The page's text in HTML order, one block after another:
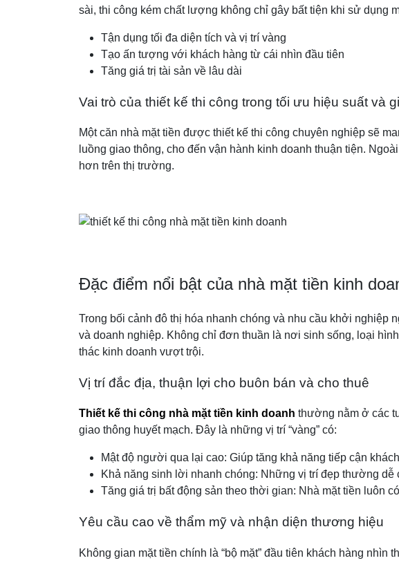
sài, thi công kém chất lượng không chỉ gây bất tiện khi sử dụng
Tận dụng tối đa diện tích và vị trí vàng
Tạo ấn tượng với khách hàng từ cái nhìn đầu tiên
Tăng giá trị tài sản về lâu dài
Vai trò của thiết kế thi công trong tối ưu hiệu suất và
Một căn nhà mặt tiền được thiết kế thi công chuyên nghiệp sẽ
luồng giao thông, cho đến vận hành kinh doanh thuận tiện.
hơn trên thị trường.
Đặc điểm nổi bật của nhà mặt tiền kinh
Trong bối cảnh đô thị hóa nhanh chóng và nhu cầu khởi nghiệp
và doanh nghiệp. Không chỉ đơn thuần là nơi sinh sống, loại
thác kinh doanh vượt trội.
Vị trí đắc địa, thuận lợi cho buôn bán và cho thuê
Thiết kế thi công nhà mặt tiền kinh doanh thường nằm ở các
giao thông huyết mạch. Đây là những vị trí “vàng” có:
Mật độ người qua lại cao: Giúp tăng khả năng tiếp cận
Khả năng sinh lời nhanh chóng: Những vị trí đẹp thường
Tăng giá trị bất động sản theo thời gian: Nhà mặt tiền luôn
Yêu cầu cao về thẩm mỹ và nhận diện thương hiệu
Không gian mặt tiền chính là “bộ mặt” đầu tiên khách hàng